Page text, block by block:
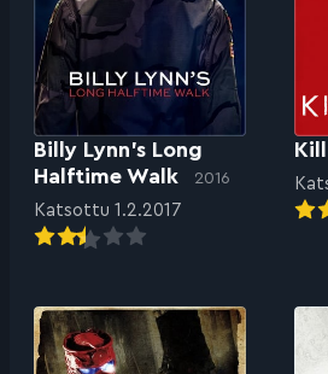
Billy Lynn’s Long
Halftime Walk
2016
Katsottu 1.2.2017